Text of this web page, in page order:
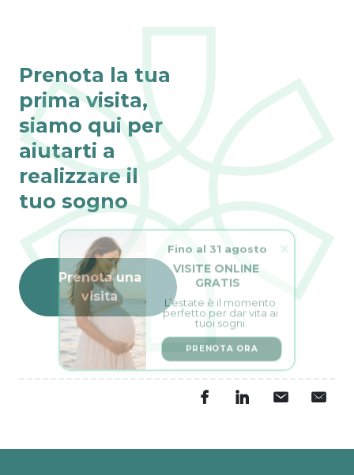
Prenota la tua
prima visita,
siamo qui per
aiutarti a
realizzare il
tuo sogno
Prenota una
visita
VISITE ONLINE
GRATIS
L’estate è il momento
perfetto per dar vita ai
tuoi sogni.
PRENOTA ORA